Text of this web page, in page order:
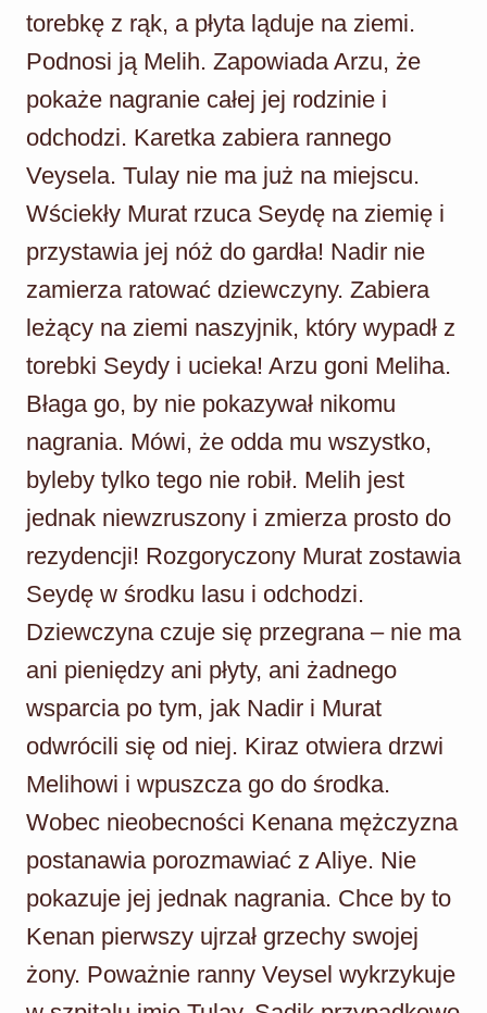
torebkę z rąk, a płyta ląduje na ziemi.
Podnosi ją Melih. Zapowiada Arzu, że
pokaże nagranie całej jej rodzinie i
odchodzi. Karetka zabiera rannego
Veysela. Tulay nie ma już na miejscu.
Wściekły Murat rzuca Seydę na ziemię i
przystawia jej nóż do gardła! Nadir nie
zamierza ratować dziewczyny. Zabiera
leżący na ziemi naszyjnik, który wypadł z
torebki Seydy i ucieka! Arzu goni Meliha.
Błaga go, by nie pokazywał nikomu
nagrania. Mówi, że odda mu wszystko,
byleby tylko tego nie robił. Melih jest
jednak niewzruszony i zmierza prosto do
rezydencji! Rozgoryczony Murat zostawia
Seydę w środku lasu i odchodzi.
Dziewczyna czuje się przegrana – nie ma
ani pieniędzy ani płyty, ani żadnego
wsparcia po tym, jak Nadir i Murat
odwrócili się od niej. Kiraz otwiera drzwi
Melihowi i wpuszcza go do środka.
Wobec nieobecności Kenana mężczyzna
postanawia porozmawiać z Aliye. Nie
pokazuje jej jednak nagrania. Chce by to
Kenan pierwszy ujrzał grzechy swojej
żony. Poważnie ranny Veysel wykrzykuje